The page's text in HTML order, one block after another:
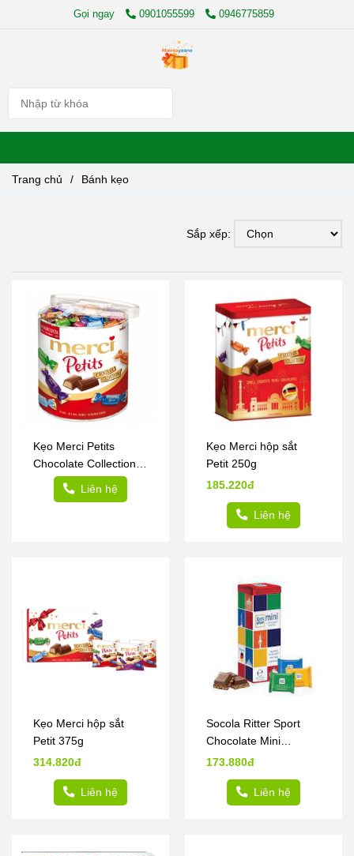
Gọi ngay 0901055599 0946775859
Trang chủ / Bánh kẹo
Sắp xếp:
Kẹo Merci Petits
Chocolate Collection
1000g
Liên hệ
Kẹo Merci hộp sắt
Petit 250g
185.220đ
Liên hệ
Kẹo Merci hộp sắt
Petit 375g
314.820đ
Liên hệ
Socola Ritter Sport
Chocolate Mini
Collection 250g
173.880đ
Liên hệ